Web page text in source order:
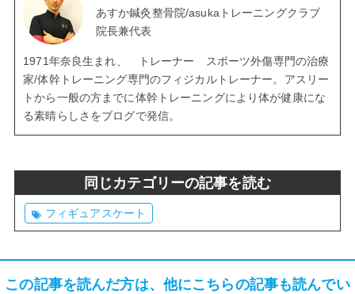
あすか鍼灸整骨院/asukaトレーニングクラブ
院長兼代表
1971年奈良生まれ、 トレーナー スポーツ外傷専門の治療
家/体幹トレーニング専門のフィジカルトレーナー。アスリー
トから一般の方までに体幹トレーニングにより体が健康にな
る素晴らしさをブログで発信。
同じカテゴリーの記事を読む
フィギュアスケート
この記事を読んだ方は、他にこちらの記事も読んでい